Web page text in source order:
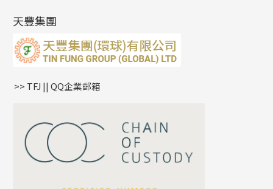
雙十字鏈系列
水波鏈系列
蛇骨鏈系列
鏈尾系列
嘴唇鏈系列
S車花鏈系列
珍珠鏈系列
坦克鏈系列
滿天星鏈系列
耳環扣系列
耳綫/耳鈎系列
耳環爪頭
耳環
字母吊墜
相盒吊墜
項鏈吊墜
生肖吊墜
星座吊墜
珠扣
天豐集團
>> TFJ || QQ企業郵箱